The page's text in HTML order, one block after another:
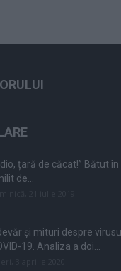
țară de căcat!” Bătut
de...
și mituri despre
19. Analiza a doi...